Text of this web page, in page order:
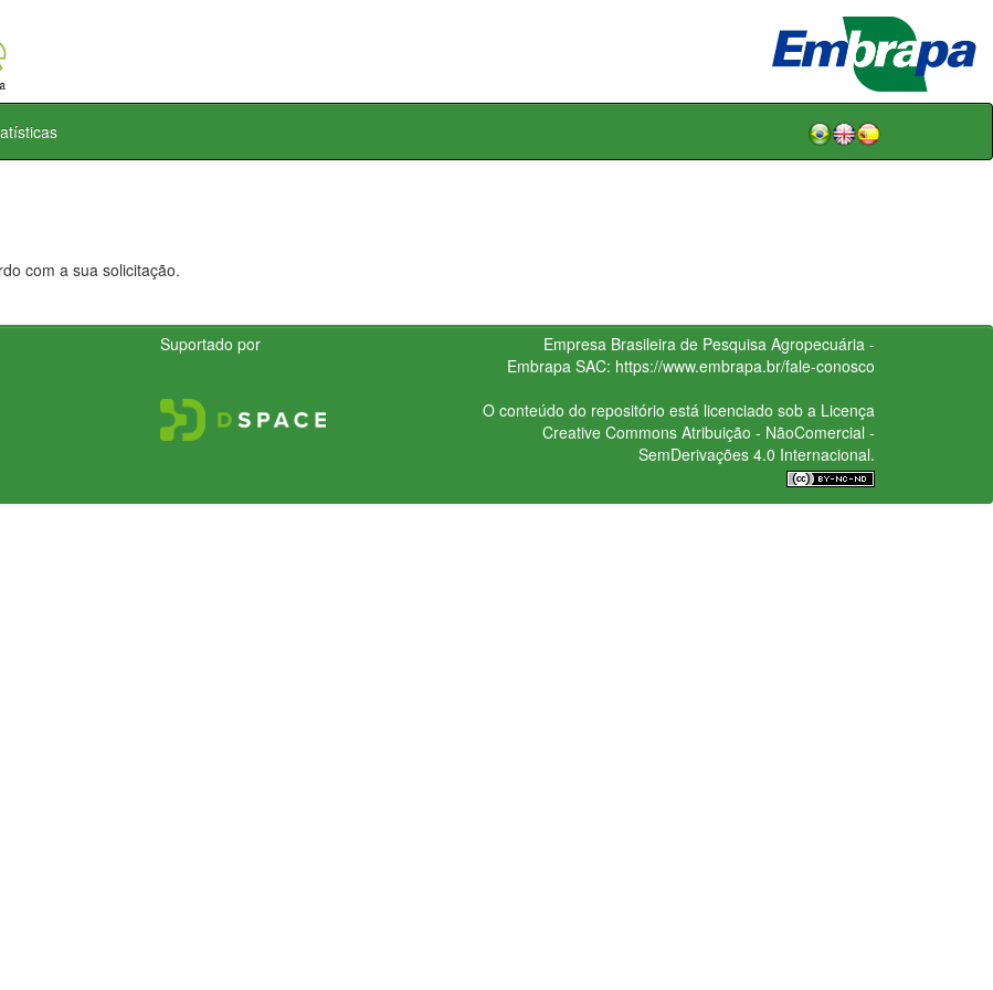
com a sua solicitação.
Suportado por
Empresa Brasileira de Pesquisa Agropecuária -
Embrapa SAC: https://www.embrapa.br/fale-conosco
O conteúdo do repositório está licenciado sob a Licença
Creative CommonsAtribuição - NãoComercial -
SemDerivações 4.0 Internacional.